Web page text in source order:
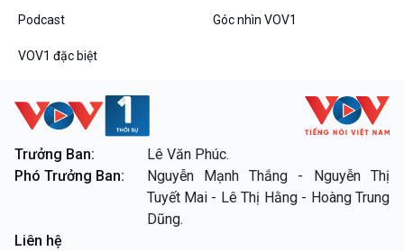
Podcast Góc nhìn VOV1
VOV1 đặc biệt
Trưởng Ban:
Lê Văn Phúc.
Phó Trưởng Ban:
Nguyễn Mạnh Thắng - Nguyễn Thị
Tuyết Mai - Lê Thị Hằng - Hoàng Trung
Dũng.
Liên hệ